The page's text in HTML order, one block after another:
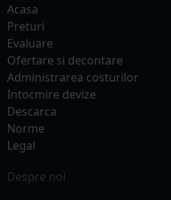
Acasa
Preturi
Evaluare
Ofertare si decontare
Administrarea costurilor
Intocmire devize
Descarca
Norme
Legal
Despre noi